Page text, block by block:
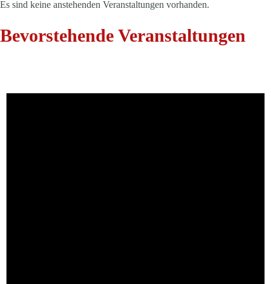
Es sind keine anstehenden Veranstaltungen vorhanden.
Bevorstehende Veranstaltungen